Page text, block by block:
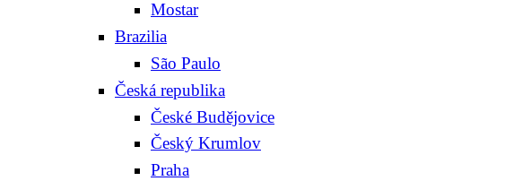
Mostar
Brazilia
São Paulo
Česká republika
České Budějovice
Český Krumlov
Praha